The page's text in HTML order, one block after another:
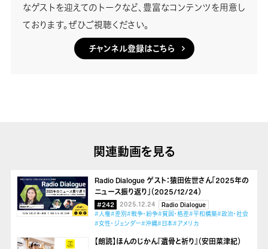
なゲストを迎えてのトークなど、豊富なコンテンツを用意し
ております。ぜひご視聴ください。
チャンネル登録はこちら
関連動画を見る
Radio Dialogue ゲスト：猿田佐世さん「2025年の
ニュース振り返り」（2025/12/24）
#242 2025.12.24
Radio Dialogue
#人権#差別#戦争・紛争#貧困・格差#平和構築#政治・社会
#女性・ジェンダー#沖縄#日本#アメリカ
【朗読】ほんのじかん『遺骨と祈り』（安田菜津紀）